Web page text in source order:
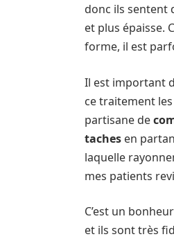
donc ils sentent
et plus épaisse.
forme, il est
Il est important
ce traitement
partisane de
taches en
laquelle
mes patients
C’est un
et ils sont très